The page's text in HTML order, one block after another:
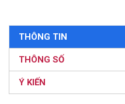
THÔNG TIN
THÔNG SỐ
Ý KIẾN